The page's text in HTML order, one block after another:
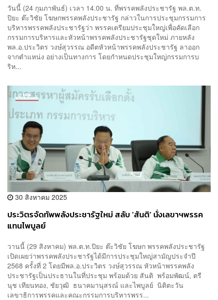
วันนี้ (24 กุมภาพันธ์) เวลา 14.00 น. ที่พรรคพลังประชารัฐ พล.ต.ท.
ปิยะ ต๊ะวิชัย โฆษกพรรคพลังประชารัฐ กล่าวในการประชุมกรรมการ
บริหารพรรคพลังประชารัฐว่า พรรคเตรียมประชุมใหญ่เพื่อคัดเลือก
กรรมการบริหารและหัวหน้าพรรคพลังประชารัฐชุดใหม่ ภายหลัง
พล.อ.ประวิตร วงษ์สุวรรณ อดีตหัวหน้าพรรคพลังประชารัฐ ลาออก
จากตำแหน่ง อย่างเป็นทางการ โดยกำหนดประชุมใหญ่กรรมการบ
ริห...
30 สิงหาคม 2025
ประวิตรจัดทัพพลังประชารัฐใหม่ สลับ ‘สันติ’ นั่งเลขาฯพรรค
แทนไพบูลย์
วานนี้ (29 สิงหาคม) พล.ต.ท.ปิยะ ต๊ะวิชัย โฆษก พรรคพลังประชารัฐ
เปิดเผยว่าพรรคพลังประชารัฐได้มีการประชุมใหญ่สามัญประจำปี
2568 ครั้งที่ 2 โดยมีพล.อ.ประวิตร วงษ์สุวรรณ หัวหน้าพรรคพลัง
ประชารัฐเป็นประธานในที่ประชุม พร้อมด้วย สันติ พร้อมพัฒน์, ตรี
นุช เทียนทอง, ชัยวุฒิ ธนาคมานุสรณ์ และไพบูลย์ นิติตะวัน
เลขาธิการพรรคและคณะกรรมการบริหารพรร...